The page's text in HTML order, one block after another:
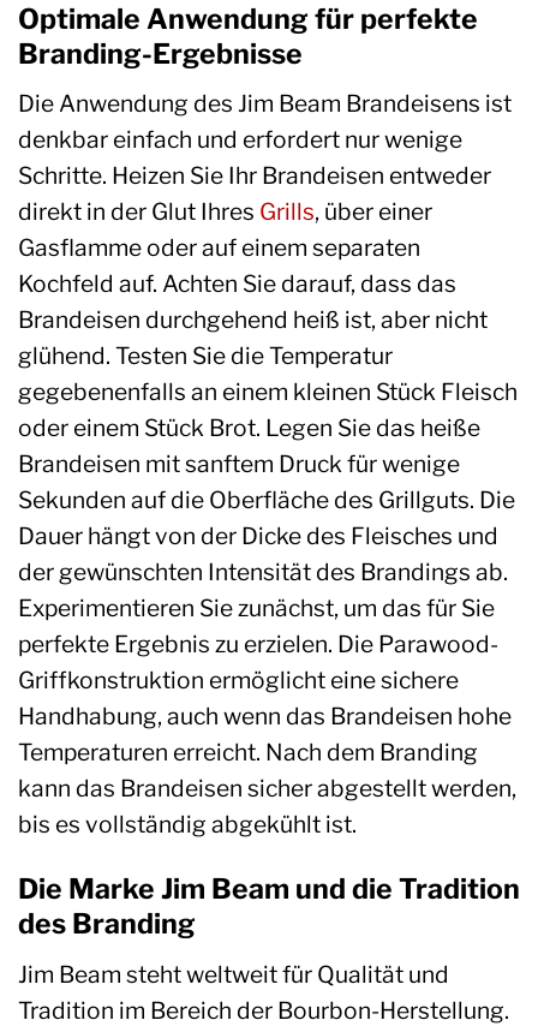
Optimale Anwendung für perfekte
Branding-Ergebnisse
Die Anwendung des Jim Beam Brandeisens ist
denkbar einfach und erfordert nur wenige
Schritte. Heizen Sie Ihr Brandeisen entweder
direkt in der Glut Ihres Grills, über einer
Gasflamme oder auf einem separaten
Kochfeld auf. Achten Sie darauf, dass das
Brandeisen durchgehend heiß ist, aber nicht
glühend. Testen Sie die Temperatur
gegebenenfalls an einem kleinen Stück Fleisch
oder einem Stück Brot. Legen Sie das heiße
Brandeisen mit sanftem Druck für wenige
Sekunden auf die Oberfläche des Grillguts. Die
Dauer hängt von der Dicke des Fleisches und
der gewünschten Intensität des Brandings ab.
Experimentieren Sie zunächst, um das für Sie
perfekte Ergebnis zu erzielen. Die Parawood-
Griffkonstruktion ermöglicht eine sichere
Handhabung, auch wenn das Brandeisen hohe
Temperaturen erreicht. Nach dem Branding
kann das Brandeisen sicher abgestellt werden,
bis es vollständig abgekühlt ist.
Die Marke Jim Beam und die Tradition
des Branding
Jim Beam steht weltweit für Qualität und
Tradition im Bereich der Bourbon-Herstellung.